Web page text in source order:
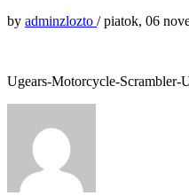
by adminzlozto /piatok, 06
Ugears-Motorcycle-